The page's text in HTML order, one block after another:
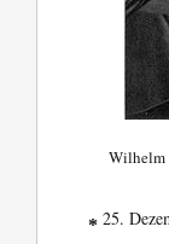
Wilhelm
* 25.